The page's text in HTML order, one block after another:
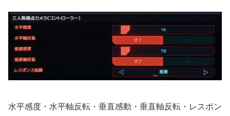
水平感度・水平軸反転・垂直感動・垂直軸反転・レスポン